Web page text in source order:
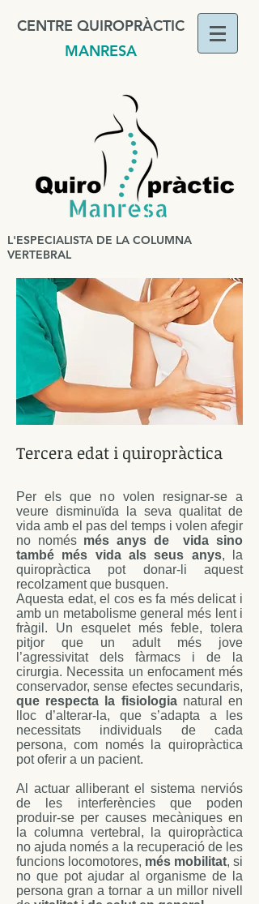
CENTRE QUIROPRÀCTIC
MANRESA
L'ESPECIALISTA DE LA COLUMNA
VERTEBRAL
Tercera edat i quiropràctica
Per els que no volen resignar-se a
veure disminuïda la seva qualitat de
vida amb el pas del temps i volen afegir
no només més anys de vida sino
també més vida als seus anys, la
quiropràctica pot donar-li aquest
recolzament que busquen.
Aquesta edat, el cos es fa més delicat i
amb un metabolisme general més lent i
fràgil. Un esquelet més feble, tolera
pitjor que un adult més jove
l’agressivitat dels fàrmacs i de la
cirurgia. Necessita un enfocament més
conservador, sense efectes secundaris,
que respecta la fisiologia natural en
lloc d’alterar-la, que s’adapta a les
necessitats individuals de cada
persona, com només la quiropràctica
pot oferir a un pacient.
Al actuar alliberant el sistema nerviós
de les interferències que poden
produir-se per causes mecàniques en
la columna vertebral, la quiropràctica
no ajuda només a la recuperació de les
funcions locomotores, més mobilitat, si
no que pot ajudar al organisme de la
persona gran a tornar a un millor nivell